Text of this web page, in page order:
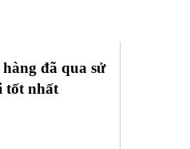
đã qua sử
tốt nhất